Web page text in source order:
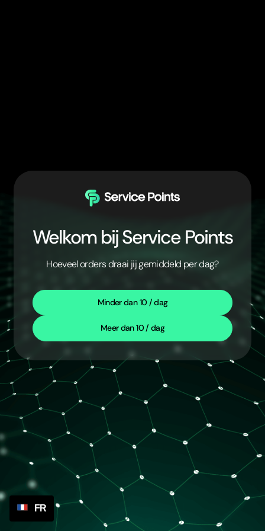
Welkom bij Service Points
Hoeveel orders draai jij gemiddeld per dag?
Minder dan 10 / dag
Meer dan 10 / dag
FR